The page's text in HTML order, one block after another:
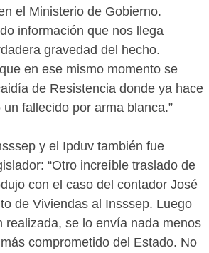
el Ministerio de Gobierno.
información que nos llega
gravedad del hecho.
en ese mismo momento se
de Resistencia donde ya hace
fallecido por arma blanca.”
y el Ipduv también fue
“Otro increíble traslado de
con el caso del contador José
de Viviendas al Insssep. Luego
realizada, se lo envía nada menos
comprometido del Estado. No